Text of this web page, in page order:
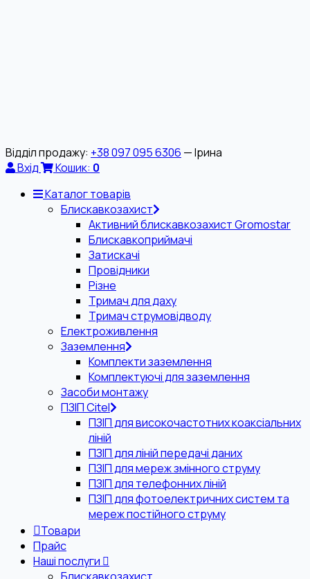
Відділ продажу: +38 097 095 6306 — Ірина
Вхід
Кошик: 0
Каталог товарів
Блискавкозахист
Активний блискавкозахист Gromostar
Блискавкоприймачі
Затискачі
Провідники
Різне
Тримач для даху
Тримач струмовідводу
Електроживлення
Заземлення
Комплекти заземлення
Комплектуючі для заземлення
Засоби монтажу
ПЗІП Citel
ПЗІП для високочастотних коаксіальних
ліній
ПЗІП для ліній передачі даних
ПЗІП для мереж змінного струму
ПЗІП для телефонних ліній
ПЗІП для фотоелектричних систем та
мереж постійного струму
Товари
Прайс
Наші послуги